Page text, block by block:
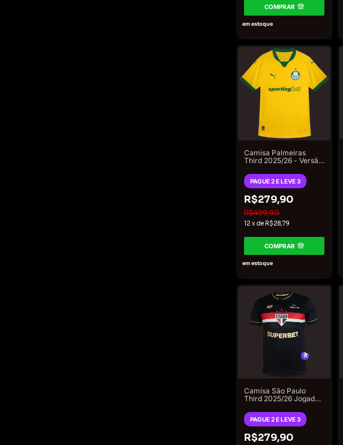
COMPRAR
em estoque
Camisa Palmeiras
Third 2025/26 - Versão
Masculino - Amarelo
PAGUE 2 E LEVE 3
R$279,90
R$499,90
12 xde R$28,79
COMPRAR
em estoque
Camisa São Paulo
Third 2025/26 Jogador
Masculino - Preto e
Dourado
PAGUE 2 E LEVE 3
R$279,90